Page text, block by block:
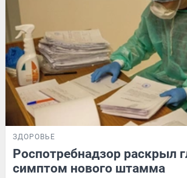
ЗДОРОВЬЕ
Роспотребнадзор раскрыл
симптом нового штамма